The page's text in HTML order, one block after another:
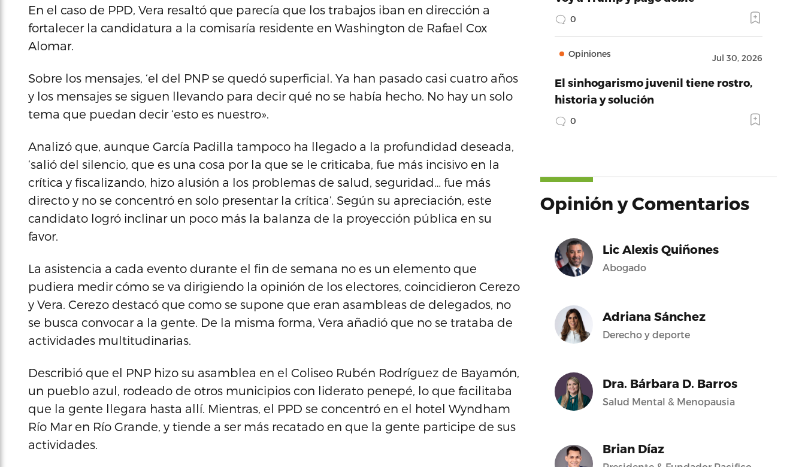
En el caso de PPD, Vera resaltó que parecía que los trabajos iban en dirección a
fortalecer la candidatura a la comisaría residente en Washington de Rafael Cox
Alomar.
Sobre los mensajes, ‘el del PNP se quedó superficial. Ya han pasado casi cuatro años
y los mensajes se siguen llevando para decir qué no se había hecho. No hay un solo
tema que puedan decir ‘esto es nuestro».
Analizó que, aunque García Padilla tampoco ha llegado a la profundidad deseada,
‘salió del silencio, que es una cosa por la que se le criticaba, fue más incisivo en la
crítica y fiscalizando, hizo alusión a los problemas de salud, seguridad… fue más
directo y no se concentró en solo presentar la crítica’. Según su apreciación, este
candidato logró inclinar un poco más la balanza de la proyección pública en su
favor.
La asistencia a cada evento durante el fin de semana no es un elemento que
pudiera medir cómo se va dirigiendo la opinión de los electores, coincidieron Cerezo
y Vera. Cerezo destacó que como se supone que eran asambleas de delegados, no
se busca convocar a la gente. De la misma forma, Vera añadió que no se trataba de
actividades multitudinarias.
Describió que el PNP hizo su asamblea en el Coliseo Rubén Rodríguez de Bayamón,
un pueblo azul, rodeado de otros municipios con liderato penepé, lo que facilitaba
que la gente llegara hasta allí. Mientras, el PPD se concentró en el hotel Wyndham
Río Mar en Río Grande, y tiende a ser más recatado en que la gente participe de sus
actividades.
0
Opiniones Jul 30, 2026
El sinhogarismo juvenil tiene rostro,
historia y solución
0
Opinión y Comentarios
Lic Alexis Quiñones
Abogado
Adriana Sánchez
Derecho y deporte
Dra. Bárbara D. Barros
Salud Mental & Menopausia
Brian Díaz